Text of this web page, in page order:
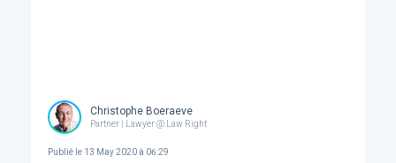
Christophe Boeraeve
Partner | Lawyer @ Law Right
Publié le13 May 2020 à 06:29